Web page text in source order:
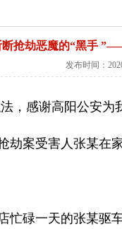
断抢劫恶魔的“黑手
发布时间：
感谢高阳公安为
劫案受害人张某在
忙碌一天的张某